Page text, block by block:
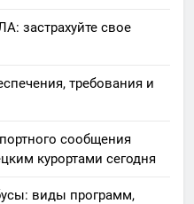
застрахуйте свое
требования и
сообщения
курортами сегодня
виды программ,